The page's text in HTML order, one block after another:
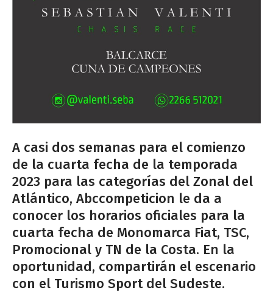
A casi dos semanas para el comienzo
de la cuarta fecha de la temporada
2023 para las categorías del Zonal del
Atlántico, Abccompeticion le da a
conocer los horarios oficiales para la
cuarta fecha de Monomarca Fiat, TSC,
Promocional y TN de la Costa. En la
oportunidad, compartirán el escenario
con el Turismo Sport del Sudeste.